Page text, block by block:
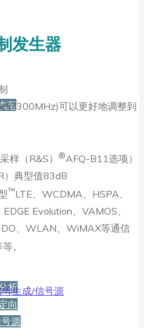
车
析
向
源
发生器
到300MHz)可以更好地调整到
样（R&S）
®AFQ-B11选项）
）典型值83dB
™LTE、WCDMA、HSPA、
Evolution、VAMOS、
、WLAN、WiMAX等通信
。
号生成/信号源